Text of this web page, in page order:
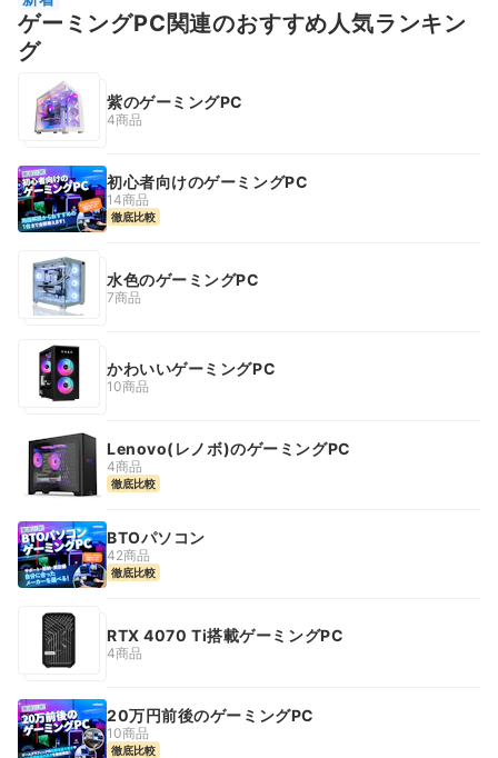
ゲーミングPC関連のおすすめ人気ランキン
グ
紫のゲーミングPC
4商品
初心者向けのゲーミングPC
14商品
徹底比較
水色のゲーミングPC
7商品
かわいいゲーミングPC
10商品
Lenovo(レノボ)のゲーミングPC
4商品
徹底比較
BTOパソコン
42商品
徹底比較
RTX 4070 Ti搭載ゲーミングPC
4商品
20万円前後のゲーミングPC
10商品
徹底比較